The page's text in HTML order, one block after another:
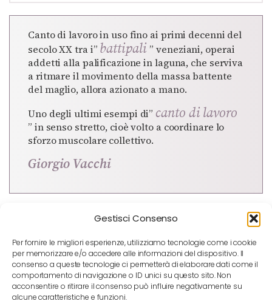
Gestisci Consenso
Per fornire le migliori esperienze, utilizziamo tecnologie come i cookie
per memorizzare e/o accedere alle informazioni del dispositivo. Il
consenso a queste tecnologie ci permetterà di elaborare dati come il
comportamento di navigazione o ID unici su questo sito. Non
acconsentire o ritirare il consenso può influire negativamente su
alcune caratteristiche e funzioni.
Canto di lavoro in uso fino ai primi decenni del
secolo XX tra i” battipali ” veneziani, operai
addetti alla palificazione in laguna, che serviva
a ritmare il movimento della massa battente
del maglio, allora azionato a mano.
Uno degli ultimi esempi di” canto di lavoro
” in senso stretto, cioè volto a coordinare lo
sforzo muscolare collettivo.
Giorgio Vacchi